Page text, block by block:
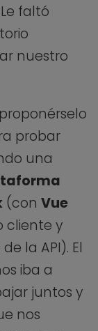
faltó
nuestro
probar
una
(con Vue
cliente y
la API). El
iba a
juntos y
nos